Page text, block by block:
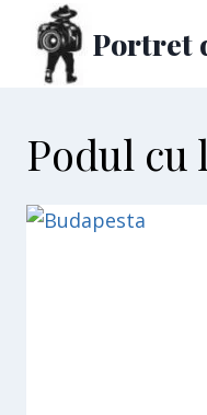
content
Portret
Podul